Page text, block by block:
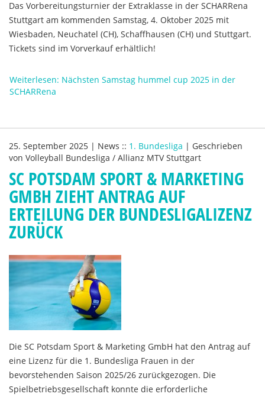
Das Vorbereitungsturnier der Extraklasse in der SCHARRena
Stuttgart am kommenden Samstag, 4. Oktober 2025 mit
Wiesbaden, Neuchatel (CH), Schaffhausen (CH) und Stuttgart.
Tickets sind im Vorverkauf erhältlich!
Weiterlesen: Nächsten Samstag hummel cup 2025 in der
SCHARRena
25. September 2025 | News :: 1. Bundesliga | Geschrieben
von Volleyball Bundesliga / Allianz MTV Stuttgart
SC POTSDAM SPORT & MARKETING
GMBH ZIEHT ANTRAG AUF
ERTEILUNG DER BUNDESLIGALIZENZ
ZURÜCK
Die SC Potsdam Sport & Marketing GmbH hat den Antrag auf
eine Lizenz für die 1. Bundesliga Frauen in der
bevorstehenden Saison 2025/26 zurückgezogen. Die
Spielbetriebsgesellschaft konnte die erforderliche